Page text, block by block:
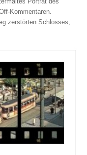
Kommentaren.
zerstörten Schlosses,